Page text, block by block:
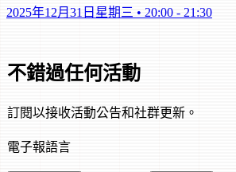
2025年12月31日星期三 • 20:00 - 21:30
不錯過任何活動
訂閱以接收活動公告和社群更新。
電子報語言